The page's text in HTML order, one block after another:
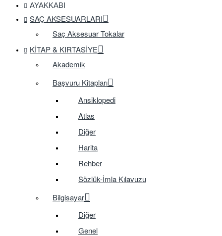
AYAKKABI
SAÇ AKSESUARLARI
Saç Aksesuar Tokalar
KITAP & KIRTASIYE
Akademik
Başvuru Kitapları
Ansiklopedi
Atlas
Diğer
Harita
Rehber
Sözlük-İmla Kılavuzu
Bilgisayar
Diğer
Genel